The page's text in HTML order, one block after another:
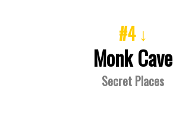
#4 ↓
Monk Cave
Secret Places